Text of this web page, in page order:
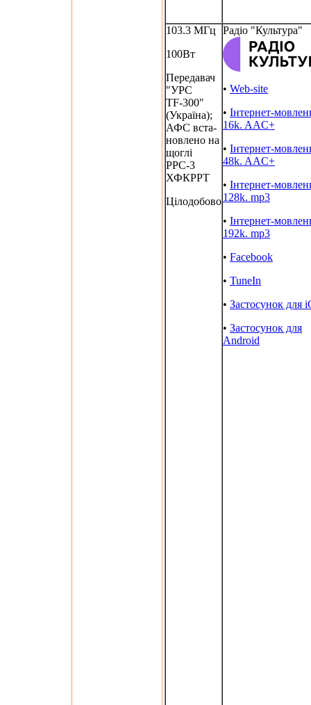
103.3 МГц
100Вт
Передавач
"УРС
TF-300"
(Україна);
АФС вста-
новлено на
щоглі
РРС-3
ХФКРРТ
Цілодобово
Радіо "Культура"
• Web-site
• Інтернет-
16k. AAC+
• Інтернет-
48k. AAC+
• Інтернет-
128k. mp3
• Інтернет-
192k. mp3
• Facebook
• TuneIn
• Застосунок для
• Застосунок для
Android